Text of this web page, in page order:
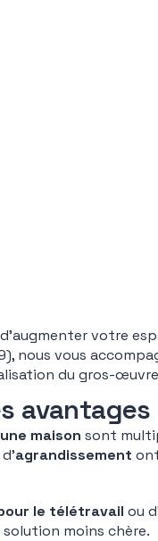
votre
, nous vous
du gros-
avantages
maison sont
agrandissement
le télétravail ou
solution moins chère.